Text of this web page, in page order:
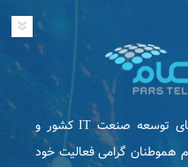
شرکت داده پردازی پارس در راستای توسعه صنعت IT كشور و
هموطنان گرامی فعاليت خود